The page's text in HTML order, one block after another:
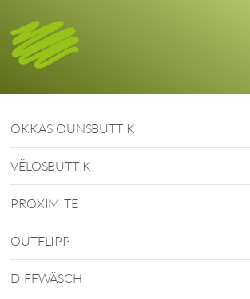
OKKASIOUNSBUTTIK
VËLOSBUTTIK
PROXIMITE
OUTFLIPP
DIFFWÄSCH